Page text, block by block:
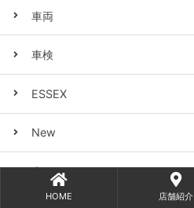
車両
車検
ESSEX
New
店舗別
HOME 店舗紹介